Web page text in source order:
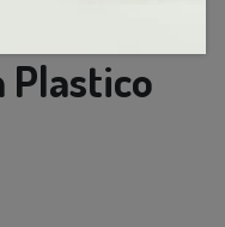
Plastico